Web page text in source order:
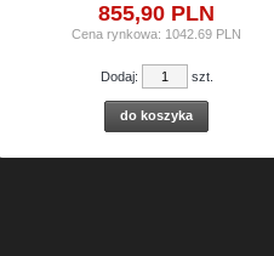
855,90 PLN
Cena rynkowa: 1042.69 PLN
Dodaj: szt.
do koszyka